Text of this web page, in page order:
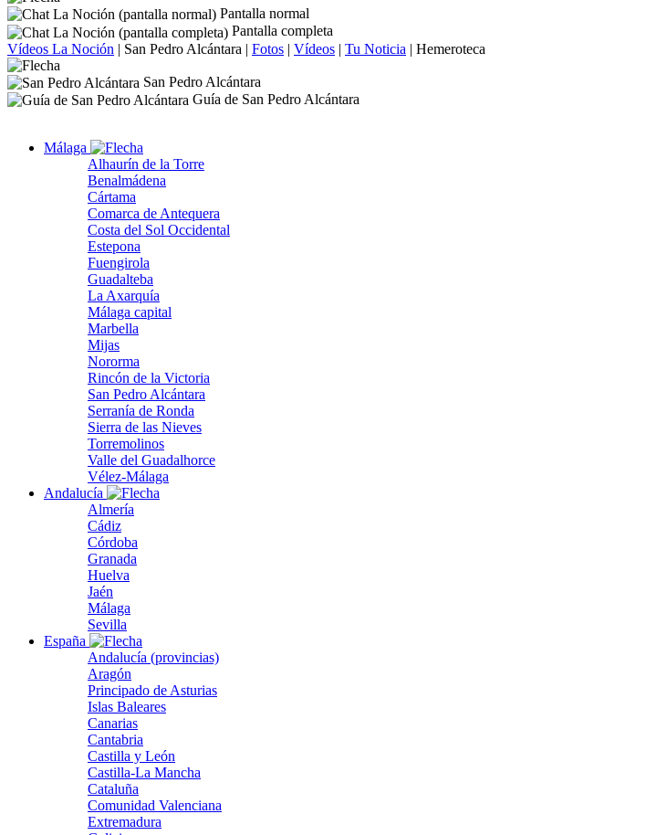
Pantalla normal
Pantalla completa
Vídeos La Noción | San Pedro Alcántara | Fotos | Vídeos | Tu Noticia | Hemeroteca
San Pedro Alcántara
Guía de San Pedro Alcántara
Málaga
Alhaurín de la Torre
Benalmádena
Cártama
Comarca de Antequera
Costa del Sol Occidental
Estepona
Fuengirola
Guadalteba
La Axarquía
Málaga capital
Marbella
Mijas
Nororma
Rincón de la Victoria
San Pedro Alcántara
Serranía de Ronda
Sierra de las Nieves
Torremolinos
Valle del Guadalhorce
Vélez-Málaga
Andalucía
Almería
Cádiz
Córdoba
Granada
Huelva
Jaén
Málaga
Sevilla
España
Andalucía (provincias)
Aragón
Principado de Asturias
Islas Baleares
Canarias
Cantabria
Castilla y León
Castilla-La Mancha
Cataluña
Comunidad Valenciana
Extremadura